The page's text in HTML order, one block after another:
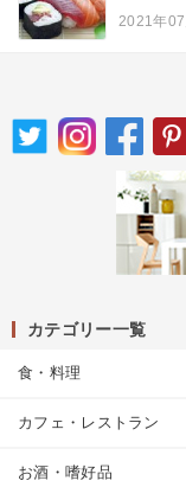
2021年07
カテゴリー一覧
食・料理
カフェ・レストラン
お酒・嗜好品